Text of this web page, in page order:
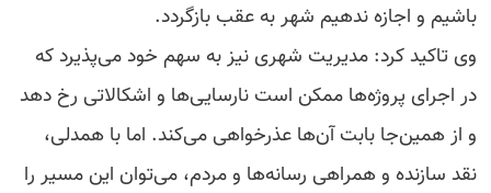
باشیم و اجازه ندهیم شهر به عقب بازگردد.
وی تاکید کرد:‌ مدیریت شهری نیز به سهم خود می‌پذیرد که
در اجرای پروژه‌ها ممکن است نارسایی‌ها و اشکالاتی رخ دهد
و از همین‌جا بابت آن‌ها عذرخواهی می‌کند. اما با همدلی،
نقد سازنده و همراهی رسانه‌ها و مردم، می‌توان این مسیر را